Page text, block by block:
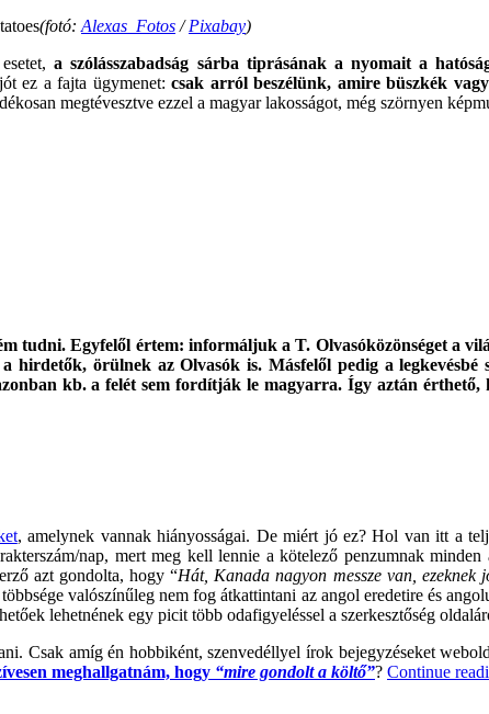
(fotó: Alexas_Fotos /Pixabay)
esetet,a szólásszabadság sárba tiprásának a nyomait a
ez a fajta ügymenet: csak arról beszélünk, amire büszkék
megtévesztve ezzel a magyar lakosságot, még szörnyen
tudni. Egyfelől értem: informáljuk a T. Olvasóközönséget a
örülnek az Olvasók is. Másfelől pedig a legkevésbé
kb. a felét sem fordítják le magyarra. Így aztán
, amelynek vannak hiányosságai. De miért jó ez? Hol van itt a
nap, mert meg kell lennie a kötelező penzumnak
azt gondolta, hogy “Hát, Kanada nagyon messze van, ezeknek
valószínűleg nem fog átkattintani az angol eredetire és
lehetnének egy picit több odafigyeléssel a szerkesztőség
Csak amíg én hobbiként, szenvedéllyel írok bejegyzéseket
meghallgatnám, hogy “mire gondolt a költő”? Continue